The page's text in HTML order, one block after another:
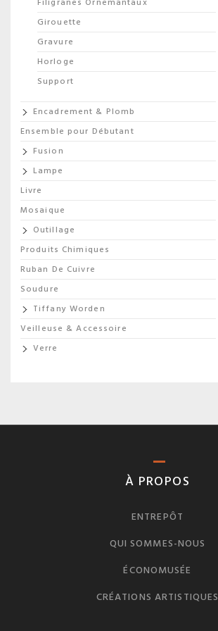
Filigranes Ornemantaux
Girouette
Gravure
Horloge
Support
Encadrement & Plomb
Ensemble pour Débutant
Fusion
Lampe
Livre
Mosaique
Outillage
Produits Chimiques
Ruban De Cuivre
Soudure
Tiffany Worden
Veilleuse & Accessoire
Verre
À PROPOS
ENTREPÔT
QUI SOMMES-NOUS
ÉCONOMUSÉE
CRÉATIONS ARTISTIQUES